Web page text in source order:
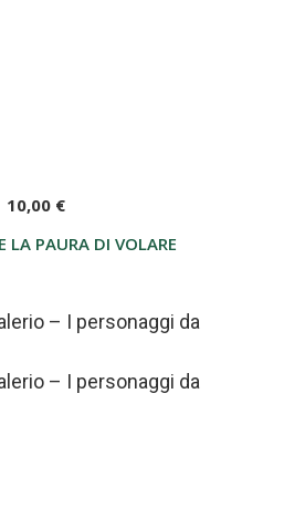
LA PAURA DI VOLARE IN AEREO E
10,00 €